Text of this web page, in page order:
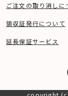
ご注文の取り消しに
領収証発行について
延長保証サービス